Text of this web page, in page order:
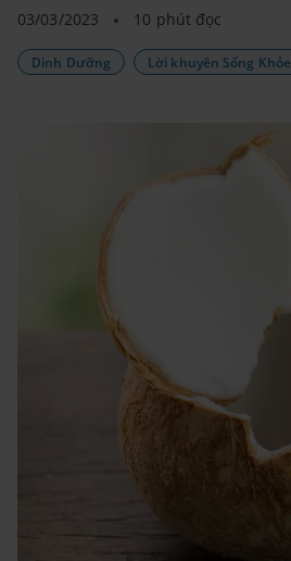
03/03/2023 10 phút đọc
Dinh Dưỡng Lời khuyên Sống Khỏe